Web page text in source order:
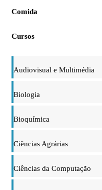
Comida
Cursos
Audiovisual e Multimédia
Biologia
Bioquímica
Ciências Agrárias
Ciências da Computação